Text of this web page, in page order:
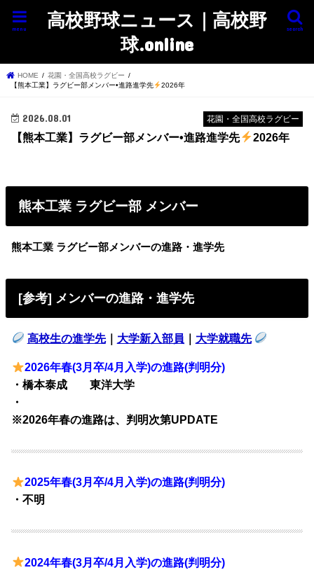
高校野球ニュース｜高校野
球.online
search
menu
HOME
花園・全国高校ラグビー
【熊本工業】ラグビー部メンバー•進路進学先
2026年
花園・全国高校ラグビー
2026.08.01
【熊本工業】ラグビー部メンバー•進路進学先 2026年
熊本工業 ラグビー部 メンバー
熊本工業 ラグビー部メンバーの進路・進学先
[参考] メンバーの進路・進学先
高校生の進学先｜ 大学新入部員 大学就職先
2026年春(3月卒/4月入学)の進路(判明分)
・橋本泰成 東洋大学
・
※2026年春の進路は、判明次第UPDATE
2025年春(3月卒/4月入学)の進路(判明分)
・不明
2024年春(3月卒/4月入学)の進路(判明分)